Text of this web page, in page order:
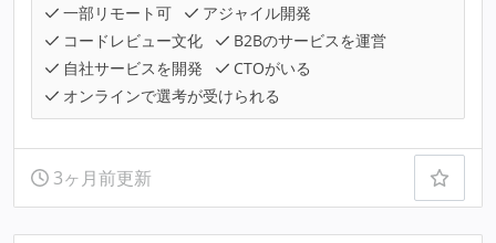
一部リモート可
アジャイル開発
コードレビュー文化
B2Bのサービスを運営
自社サービスを開発
CTOがいる
オンラインで選考が受けられる
3ヶ月前更新